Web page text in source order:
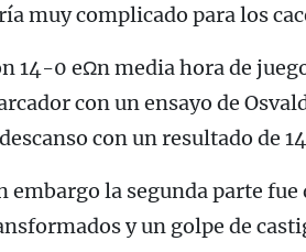
muy complicado para los
14-0 eΩn media hora de
con un ensayo de
con un resultado de
embargo la segunda parte
y un golpe de